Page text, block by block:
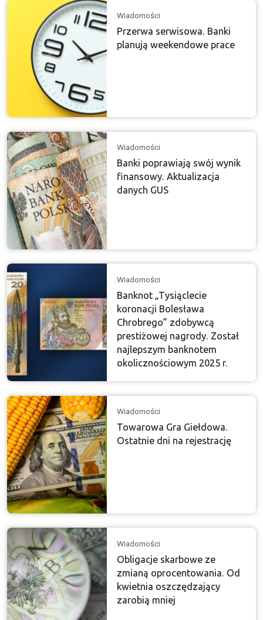
Wiadomości
Przerwa serwisowa. Banki
planują weekendowe prace
Wiadomości
Banki poprawiają swój wynik
finansowy. Aktualizacja
danych GUS
Wiadomości
Banknot „Tysiąclecie
koronacji Bolesława
Chrobrego” zdobywcą
prestiżowej nagrody. Został
najlepszym banknotem
okolicznościowym 2025 r.
Wiadomości
Towarowa Gra Giełdowa.
Ostatnie dni na rejestrację
Wiadomości
Obligacje skarbowe ze
zmianą oprocentowania. Od
kwietnia oszczędzający
zarobią mniej